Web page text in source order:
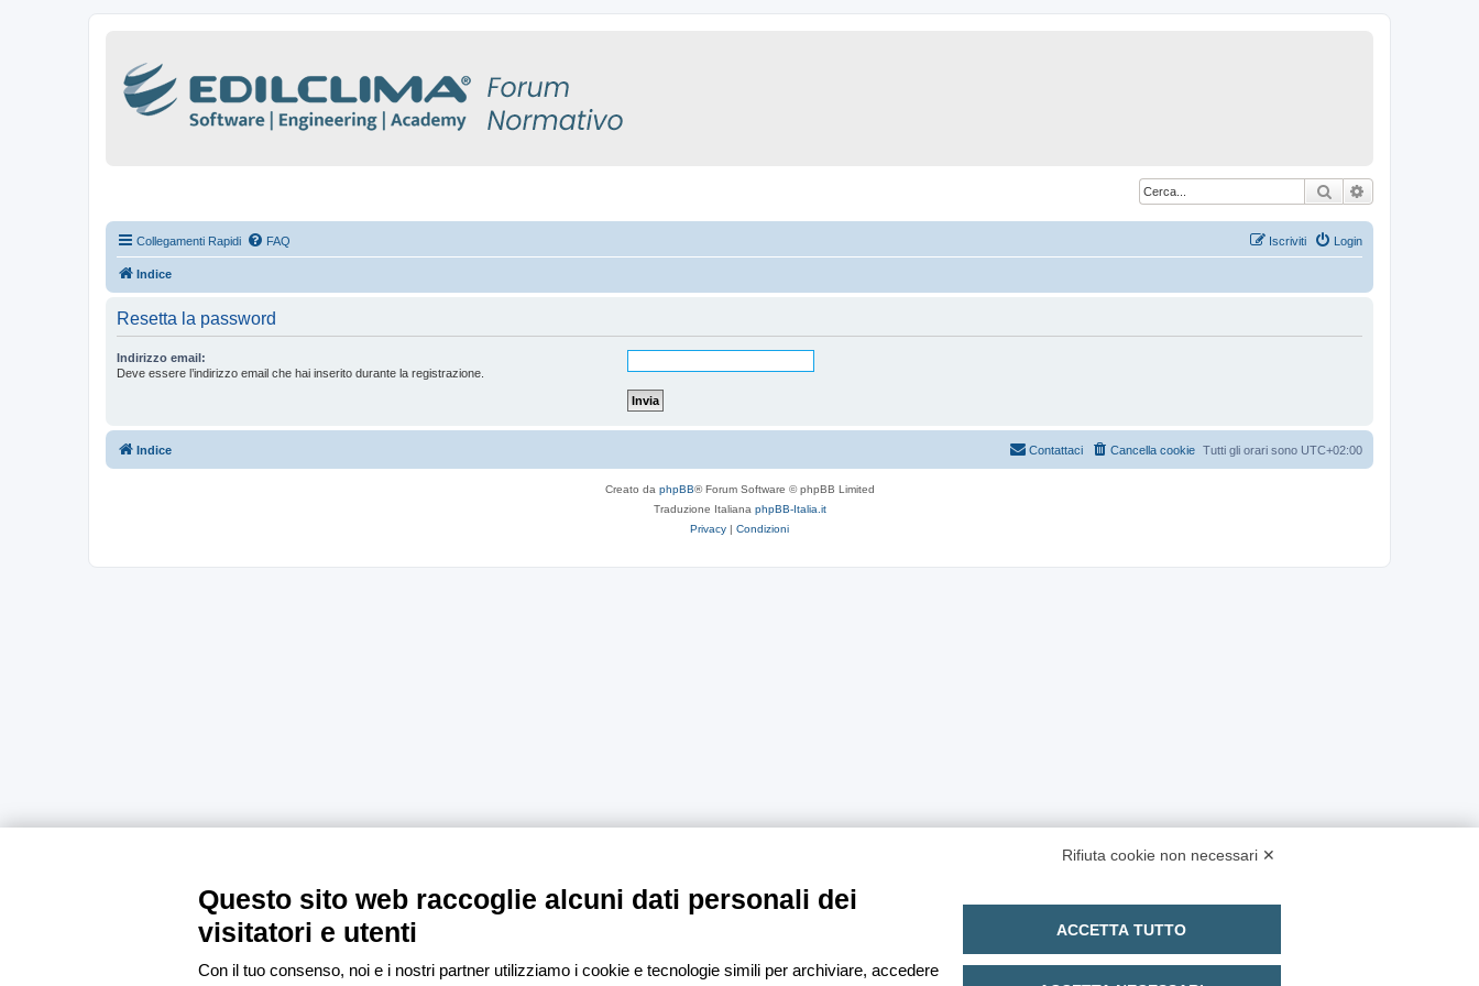
Cerca
Collegamenti Rapidi FAQ Login
Iscriviti
Indice
Resetta la password
Indirizzo email:
Deve essere l’indirizzo email che hai inserito durante la registrazione.
Indice Tutti gli orari sono UTC+02:00
Cancella cookie
Contattaci
Creato da phpBB® Forum Software © phpBB Limited
Traduzione Italiana phpBB-Italia.it
Privacy | Condizioni
Rifiuta cookie non necessari ✕
Questo sito web raccoglie alcuni dati personali dei
visitatori e utenti
Con il tuo consenso, noi e i nostri partner utilizziamo i cookie e tecnologie simili per archiviare, accedere
ACCETTA TUTTO